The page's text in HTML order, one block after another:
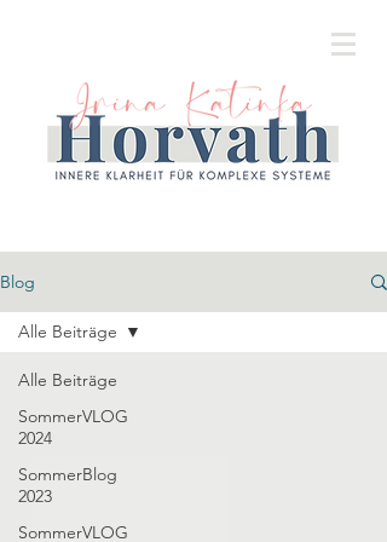
Blog
Alle Beiträge
SommerVLOG
2024
SommerBlog
2023
SommerVLOG
Alle Beiträge